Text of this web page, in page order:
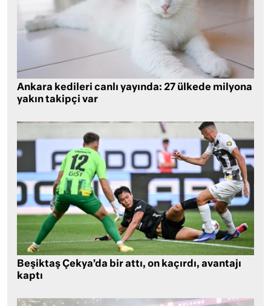
Ankara kedileri canlı yayında: 27 ülkede milyona
yakın takipçi var
Beşiktaş Çekya’da bir attı, on kaçırdı, avantajı
kaptı